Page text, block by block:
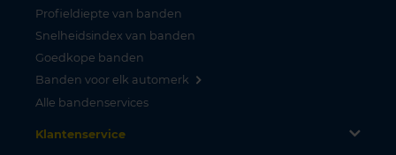
Profieldiepte van banden
Snelheidsindex van banden
Goedkope banden
Banden voor elk automerk
Alle bandenservices
Klantenservice